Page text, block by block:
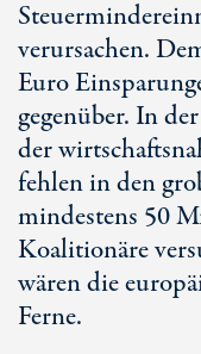
verursachen.
Euro
gegenüber. In
der
fehlen in den
mindestens 50
Koalitionäre
wären die
Ferne.